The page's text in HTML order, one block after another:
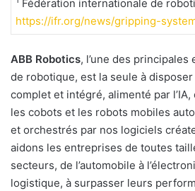
Fédération internationale de
https://ifr.org/news/gripping-
ABB Robotics, l’une des
de robotique, est la seule à
complet et intégré, alimenté par
les cobots et les robots mobiles
et orchestrés par nos logiciels
aidons les entreprises de toutes
secteurs, de l’automobile à
logistique, à surpasser leurs